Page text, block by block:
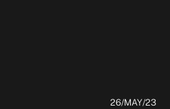
26/MAY/23